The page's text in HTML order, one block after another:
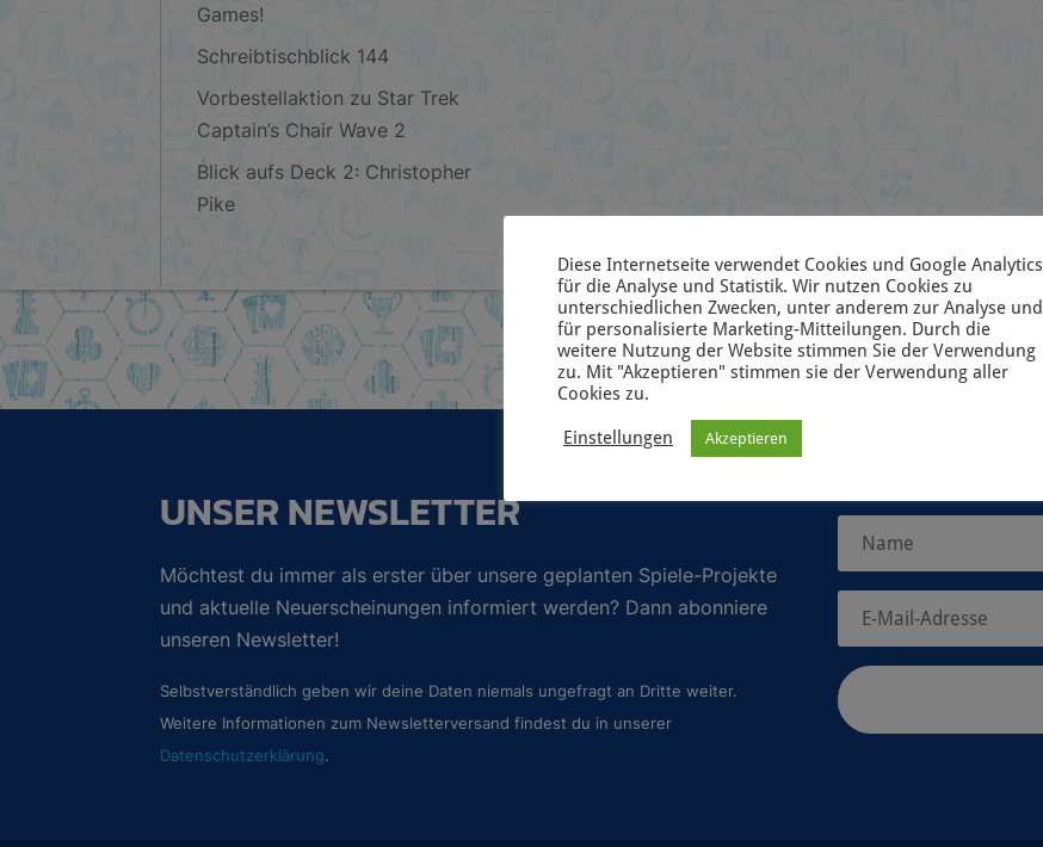
Games!
Schreibtischblick 144
Vorbestellaktion zu Star Trek
Captain’s Chair Wave 2
Blick aufs Deck 2: Christopher
Pike
UNSER NEWSLETTER
Möchtest du immer als erster über unsere geplanten Spiele-Projekte
und aktuelle Neuerscheinungen informiert werden? Dann abonniere
unseren Newsletter!
Selbstverständlich geben wir deine Daten niemals ungefragt an Dritte weiter.
Weitere Informationen zum Newsletterversand findest du in unserer
Datenschutzerklärung.
Diese Internetseite verwendet Cookies und Google Analytics
für die Analyse und Statistik. Wir nutzen Cookies zu
unterschiedlichen Zwecken, unter anderem zur Analyse und
für personalisierte Marketing-Mitteilungen. Durch die
weitere Nutzung der Website stimmen Sie der Verwendung
zu. Mit "Akzeptieren" stimmen sie der Verwendung aller
Cookies zu.
Einstellungen Akzeptieren